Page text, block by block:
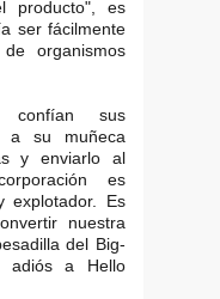
producto", es
ser fácilmente
organismos
sus
a su muñeca
y enviarlo al
es
explotador. Es
nuestra
del Big-
adiós a Hello